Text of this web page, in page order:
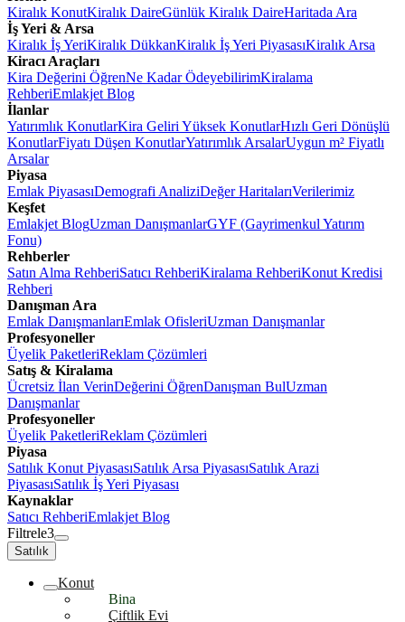
Kiralık KonutKiralık DaireGünlük Kiralık DaireHaritada Ara
İş Yeri & Arsa
Kiralık İş YeriKiralık DükkanKiralık İş Yeri PiyasasıKiralık Arsa
Kiracı Araçları
Kira Değerini ÖğrenNe Kadar ÖdeyebilirimKiralama
RehberiEmlakjet Blog
İlanlar
Yatırımlık KonutlarKira Geliri Yüksek KonutlarHızlı Geri Dönüşlü
KonutlarFiyatı Düşen KonutlarYatırımlık ArsalarUygun m² Fiyatlı
Arsalar
Piyasa
Emlak PiyasasıDemografi AnaliziDeğer HaritalarıVerilerimiz
Keşfet
Emlakjet BlogUzman DanışmanlarGYF (Gayrimenkul Yatırım
Fonu)
Rehberler
Satın Alma RehberiSatıcı RehberiKiralama RehberiKonut Kredisi
Rehberi
Danışman Ara
Emlak DanışmanlarıEmlak OfisleriUzman Danışmanlar
Profesyoneller
Üyelik PaketleriReklam Çözümleri
Satış & Kiralama
Ücretsiz İlan VerinDeğerini ÖğrenDanışman BulUzman
Danışmanlar
Profesyoneller
Üyelik PaketleriReklam Çözümleri
Piyasa
Satılık Konut PiyasasıSatılık Arsa PiyasasıSatılık Arazi
PiyasasıSatılık İş Yeri Piyasası
Kaynaklar
Satıcı RehberiEmlakjet Blog
Filtrele3
Satılık
Konut
Bina
Çiftlik Evi